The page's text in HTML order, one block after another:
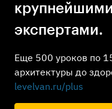
экспертами.
Еще 500 уроков по
архитектуры до
levelvan.ru/plus